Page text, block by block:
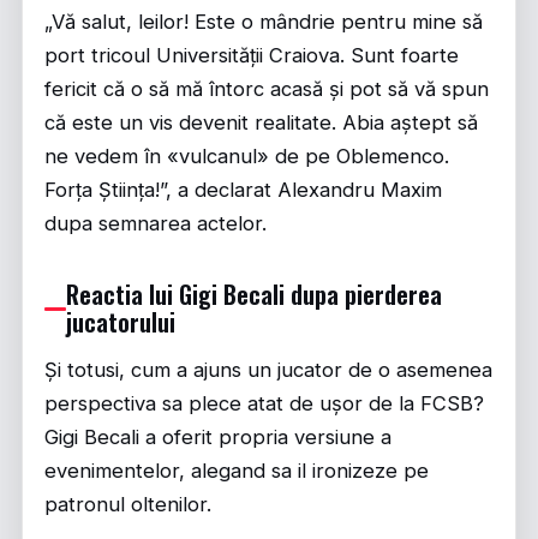
„Vă salut, leilor! Este o mândrie pentru mine să
port tricoul Universității Craiova. Sunt foarte
fericit că o să mă întorc acasă și pot să vă spun
că este un vis devenit realitate. Abia aștept să
ne vedem în «vulcanul» de pe Oblemenco.
Forța Știința!”, a declarat Alexandru Maxim
dupa semnarea actelor.
Reactia lui Gigi Becali dupa pierderea
jucatorului
Și totusi, cum a ajuns un jucator de o asemenea
perspectiva sa plece atat de ușor de la FCSB?
Gigi Becali a oferit propria versiune a
evenimentelor, alegand sa il ironizeze pe
patronul oltenilor.